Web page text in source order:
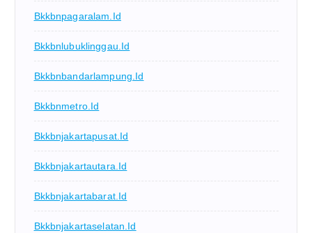
Bkkbnpagaralam.id
Bkkbnlubuklinggau.id
Bkkbnbandarlampung.id
Bkkbnmetro.id
Bkkbnjakartapusat.id
Bkkbnjakartautara.id
Bkkbnjakartabarat.id
Bkkbnjakartaselatan.id